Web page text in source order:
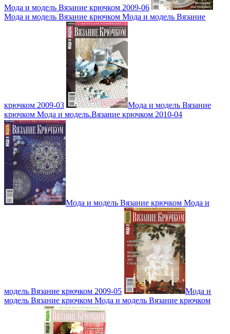
Мода и модель Вязание крючком 2009-06
Мода и модель Вязание крючком Мода и модель Вязание
крючком 2009-03
Мода и модель Вязание
крючком Мода и модель.Вязание крючком 2010-04
Мода и модель Вязание крючком Мода и
модель Вязание крючком 2009-05
Мода и
модель Вязание крючком Мода и модель Вязание крючком